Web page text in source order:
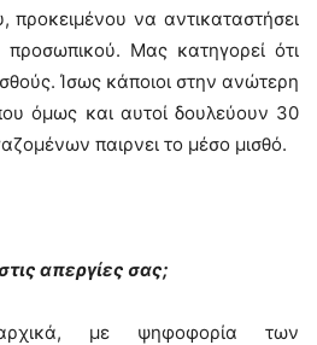
προκειμένου να αντικαταστήσει
Μας κατηγορεί ότι
Ίσως κάποιοι στην ανώτερη
όμως και αυτοί δουλεύουν 30
παιρνει το μέσο μισθό.
απεργίες σας;
με ψηφοφορία των